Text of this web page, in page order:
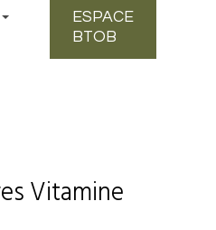
ESPACE
BTOB
Vitamine